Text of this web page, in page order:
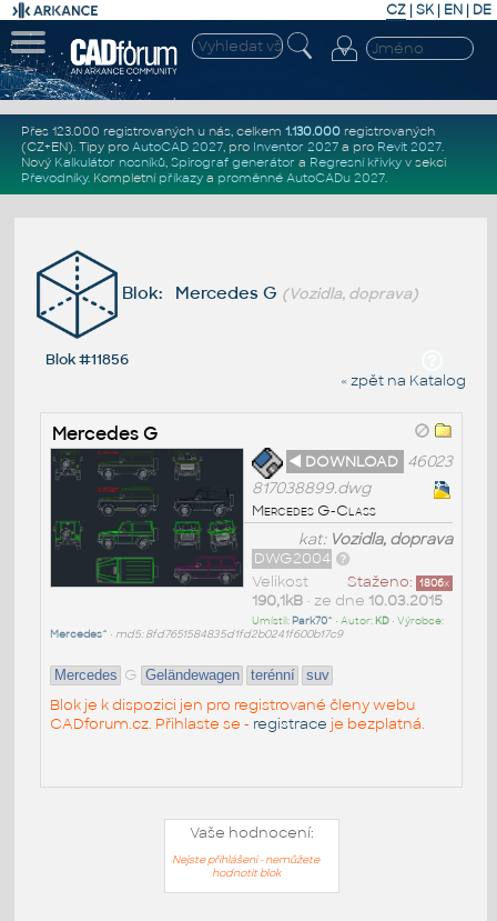
CZ | SK| EN | DE
Přes 123.000 registrovaných u nás, celkem 1.130.000registrovaných
(CZ+EN). Tipy pro AutoCAD 2027, pro Inventor 2027a pro Revit 2027.
Nový Kalkulátor nosníků, Spirograf generátor a Regresní křivkyv sekci
Převodníky. Kompletní příkazya proměnné AutoCADu 2027.
Blok: Mercedes G (Vozidla, doprava)
Blok #11856
« zpět na Katalog
Mercedes G
◄ DOWNLOAD 46023
817038899.dwg
Mercedes G-Class
kat: Vozidla, doprava
DWG2004
Staženo: 1806x
Velikost
190,1kB• ze dne 10.03.2015
Umístil: Park70^ • Autor: KD• Výrobce:
Mercedes^ • md5: 8fd7651584835d1fd2b0241f600b17c9
Mercedes G Geländewagen terénní suv
Blok je k dispozici jen pro registrované členy webu
CADforum.cz. Přihlaste se - registrace je bezplatná.
Vaše hodnocení:
Nejste přihlášeni - nemůžete
hodnotit blok